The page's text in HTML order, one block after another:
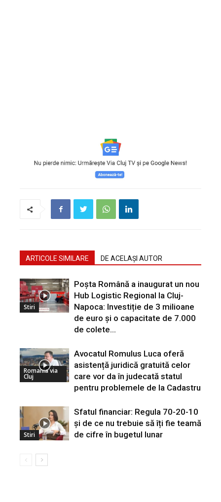
ARTICOLE SIMILARE DE ACELAȘI AUTOR
Stiri
Poșta Română a inaugurat un nou
Hub Logistic Regional la Cluj-
Napoca: Investiție de 3 milioane
de euro și o capacitate de 7.000
de colete...
Romania via
Cluj
Avocatul Romulus Luca oferă
asistență juridică gratuită celor
care vor da în judecată statul
pentru problemele de la Cadastru
Stiri
Sfatul financiar: Regula 70-20-10
și de ce nu trebuie să îți fie teamă
de cifre în bugetul lunar